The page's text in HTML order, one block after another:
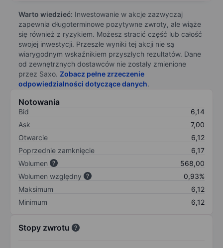
Warto wiedzieć: Inwestowanie w akcje zazwyczaj
zapewnia długoterminowe pozytywne zwroty, ale wiąże
się również z ryzykiem. Możesz stracić część lub całość
swojej inwestycji. Przeszłe wyniki tej akcji nie są
wiarygodnym wskaźnikiem przyszłych rezultatów. Dane
od zewnętrznych dostawców nie zostały zmienione
przez Saxo. Zobacz pełne zrzeczenie
odpowiedzialności dotyczące danych.
Notowania
Bid
6,14
Ask
7,00
Otwarcie
6,12
Poprzednie zamknięcie
6,17
Wolumen
568,00
Wolumen względny
0,93%
Maksimum
6,12
Minimum
6,12
Stopy zwrotu